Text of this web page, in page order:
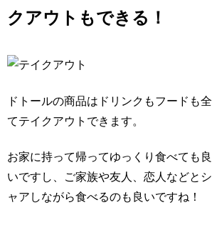
クアウトもできる！
ドトールの商品はドリンクもフードも全
てテイクアウトできます。
お家に持って帰ってゆっくり食べても良
いですし、ご家族や友人、恋人などとシ
ャアしながら食べるのも良いですね！